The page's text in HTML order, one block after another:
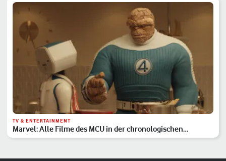
TV & ENTERTAINMENT
Marvel: Alle Filme des MCU in der chronologischen
Reihenfolge